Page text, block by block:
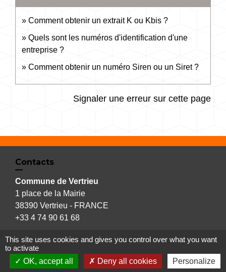
Comment obtenir un extrait K ou Kbis ?
Quels sont les numéros d'identification d'une
entreprise ?
Comment obtenir un numéro Siren ou un Siret ?
Signaler une erreur sur cette page
Contacts
Commune de Vertrieu
1 place de la Mairie
38390 Vertrieu - FRANCE
+33 4 74 90 61 68
Liens
This site uses cookies and gives you control over what you want
to activate
OK, accept all
Deny all cookies Personalize